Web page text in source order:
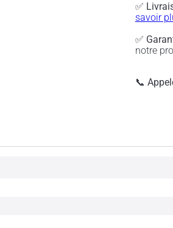
✅
savoir
✅
notre
📞